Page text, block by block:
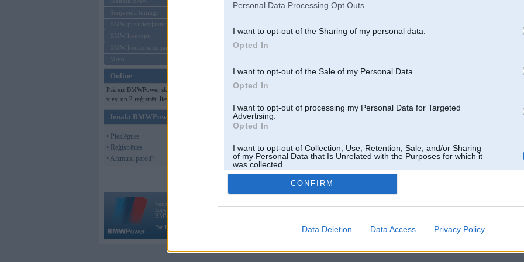
Personal Data Processing Opt Outs
I want to opt-out of the Sharing of my personal data.
Opted In
I want to opt-out of the Sale of my Personal Data.
Opted In
I want to opt-out of processing my Personal Data for Targeted
Advertising.
Opted In
I want to opt-out of Collection, Use, Retention, Sale, and/or Sharing
of my Personal Data that Is Unrelated with the Purposes for which it
was collected.
Opted Out
CONFIRM
Data Deletion Data Access Privacy Policy
Sērijveida tūnings
BMW pasaules jaunumi
BMW koncepti
BMW konkurentu jaunumi
Moto
Online
Pašreiz BMWPower skatās 125
viesi un 2 reģistrēti lietotāji.
Ienākt BMWPower
• Pieslēgties
• Reģistrēties
• Aizmirsi paroli?
Vortāls BMWPower.lv darbojas
kopš 2002. gada 14. maija. Tas nav auto klubs un nav saistīts ar
BMW AG.
Par BMWPower